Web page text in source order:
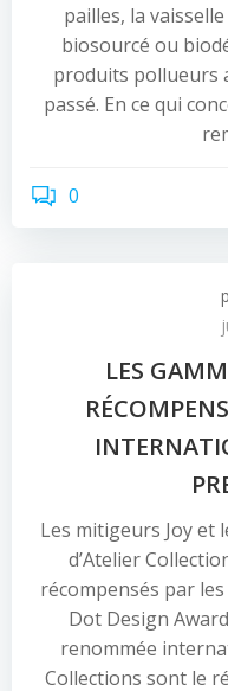
pailles, la
biosourcé ou
produits pollueurs
passé. En ce qui
0
LES
Les mitigeurs Joy et
d’Atelier
récompensés par les
Dot Design
renommée
Collections sont le